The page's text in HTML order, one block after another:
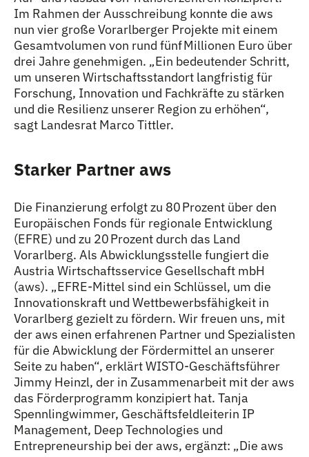
Im Rahmen der Ausschreibung konnte die aws
nun vier große Vorarlberger Projekte mit einem
Gesamtvolumen von rund fünf Millionen Euro über
drei Jahre genehmigen. „Ein bedeutender Schritt,
um unseren Wirtschaftsstandort langfristig für
Forschung, Innovation und Fachkräfte zu stärken
und die Resilienz unserer Region zu erhöhen“,
sagt Landesrat Marco Tittler.
Starker Partner aws
Die Finanzierung erfolgt zu 80 Prozent über den
Europäischen Fonds für regionale Entwicklung
(EFRE) und zu 20 Prozent durch das Land
Vorarlberg. Als Abwicklungsstelle fungiert die
Austria Wirtschaftsservice Gesellschaft mbH
(aws). „EFRE-Mittel sind ein Schlüssel, um die
Innovationskraft und Wettbewerbsfähigkeit in
Vorarlberg gezielt zu fördern. Wir freuen uns, mit
der aws einen erfahrenen Partner und Spezialisten
für die Abwicklung der Fördermittel an unserer
Seite zu haben“, erklärt WISTO-Geschäftsführer
Jimmy Heinzl, der in Zusammenarbeit mit der aws
das Förderprogramm konzipiert hat. Tanja
Spennlingwimmer, Geschäftsfeldleiterin IP
Management, Deep Technologies und
Entrepreneurship bei der aws, ergänzt: „Die aws